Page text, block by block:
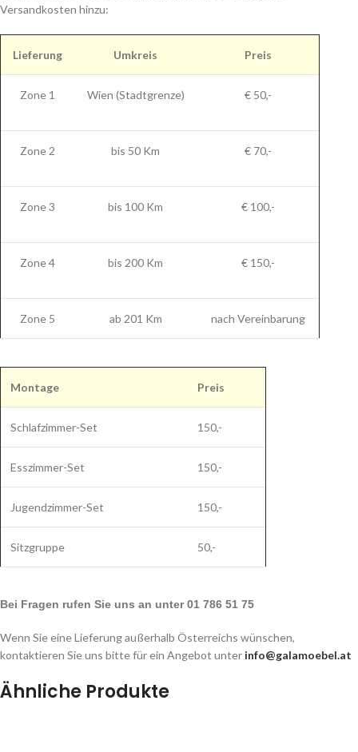
Versandkosten hinzu:
Lieferung Umkreis Preis
Zone 1 Wien (Stadtgrenze) € 50,-
Zone 2 bis 50 Km € 70,-
Zone 3 bis 100 Km € 100,-
Zone 4 bis 200 Km € 150,-
Zone 5 ab 201 Km nach Vereinbarung
Montage Preis
Schlafzimmer-Set 150,-
Esszimmer-Set 150,-
Jugendzimmer-Set 150,-
Sitzgruppe 50,-
Bei Fragen rufen Sie uns an unter 01 786 51 75
Wenn Sie eine Lieferung außerhalb Österreichs wünschen,
kontaktieren Sie uns bitte für ein Angebot unter info@galamoebel.at
Ähnliche Produkte